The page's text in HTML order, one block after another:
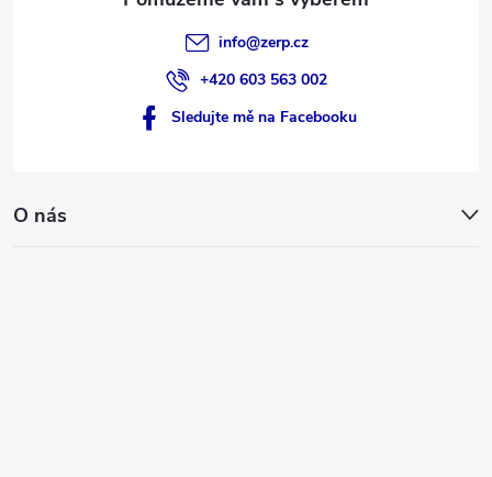
info@zerp.cz
+420 603 563 002
Sledujte mě na Facebooku
O nás